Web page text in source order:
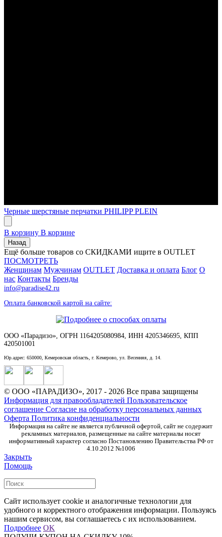
Черные шерстяные перчатки PHILIPP PLEIN
В корзину В корзине
Назад
Ещё больше товаров со СКИДКАМИ ищите в OUTLET
ПОСМОТРЕТЬ
Женщинам Мужчинам OUTLET Доставка и оплата Блог О
нас Контакты Бренды
info@paradise42.ru
Оплата банковской картой на сайте:
ООО «Парадизо», ОГРН 1164205080984, ИНН 4205346695, КПП
420501001
Юр.адрес: 650000, Кемеровская область, г. Кемерово, ул. Весенняя, д. 14.
© ООО «ПАРАДИЗО», 2017 - 2026 Все права защищены
Информация для правообладателей Пользовательское
соглашение Согласие на обработку персональных данных
Оферта Политика конфиденциальности
Информация на сайте не является публичной офертой, сайт не содержит
рекламных материалов, размещенные на сайте материалы носят
информативный характер согласно Постановлению Правительства РФ от
4.10.2012 №1006
Закрыть
Помощь
Сайт использует cookie и аналогичные технологии для
удобного и корректного отображения информации. Пользуясь
нашим сервисом, вы соглашаетесь с их использованием.
Подробнее OK